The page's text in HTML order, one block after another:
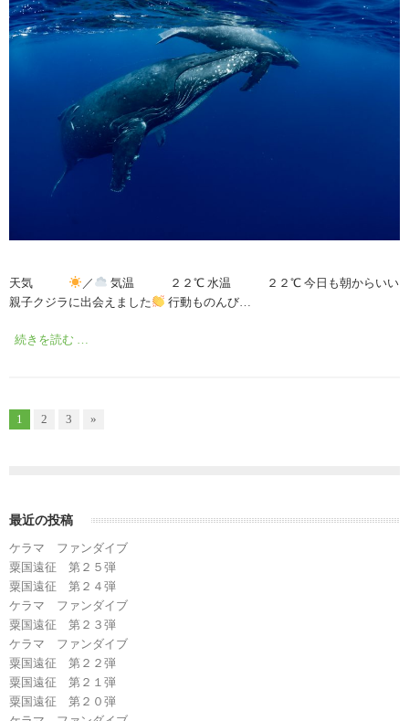
天気 ／
気温 ２２℃ 水温 ２２℃ 今日も朝からいい
親子クジラに出会えました
行動ものんび…
続きを読む …
1 2 3 »
最近の投稿
ケラマ ファンダイブ
粟国遠征 第２５弾
粟国遠征 第２４弾
ケラマ ファンダイブ
粟国遠征 第２３弾
ケラマ ファンダイブ
粟国遠征 第２２弾
粟国遠征 第２１弾
粟国遠征 第２０弾